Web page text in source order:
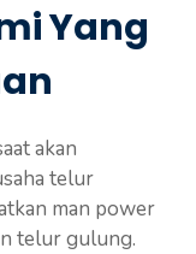
Yang
akan
telur
man power
telur gulung.